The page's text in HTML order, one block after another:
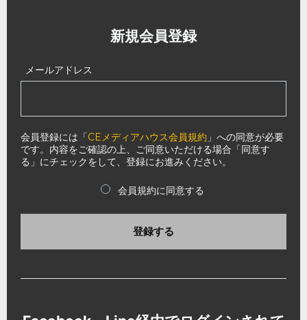
新規会員登録
メールアドレス
会員登録には「CEメディアハウス会員規約 」への同意が必要
です。内容をご確認の上、ご同意いただける場合「同意す
る」にチェックをして、登録にお進みください。
会員規約に同意する
登録する